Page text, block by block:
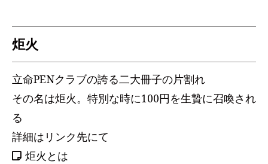
炬火
立命PENクラブの誇る二大冊子の片割れ
その名は炬火。特別な時に100円を生贄に召喚され
る
詳細はリンク先にて
炬火とは